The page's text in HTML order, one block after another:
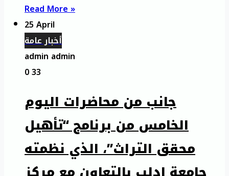
Read More »
25 April
أخبار عامة
admin admin
033
جانب من محاضرات اليوم
الخامس من برنامج “تأهيل
محقق التراث”، الذي نظمته